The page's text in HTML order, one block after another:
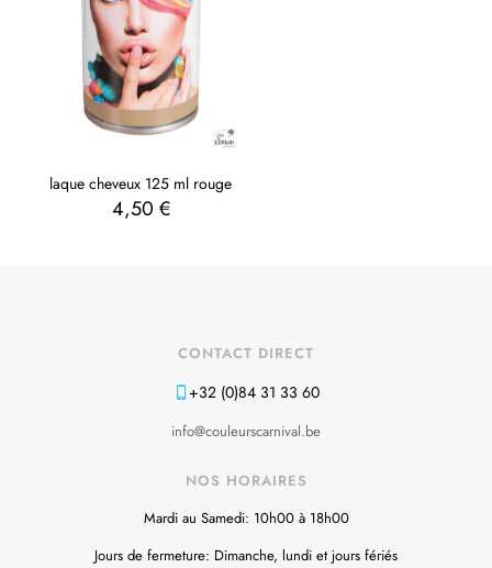
laque cheveux 125 ml rouge
4,50 €
CONTACT DIRECT
+32 (0)84 31 33 60
info@couleurscarnival.be
NOS HORAIRES
Mardi au Samedi: 10h00 à 18h00
Jours de fermeture: Dimanche, lundi et jours fériés